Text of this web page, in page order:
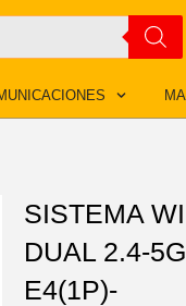
SISTEMA
DUAL 2.4-
E4(1P)-